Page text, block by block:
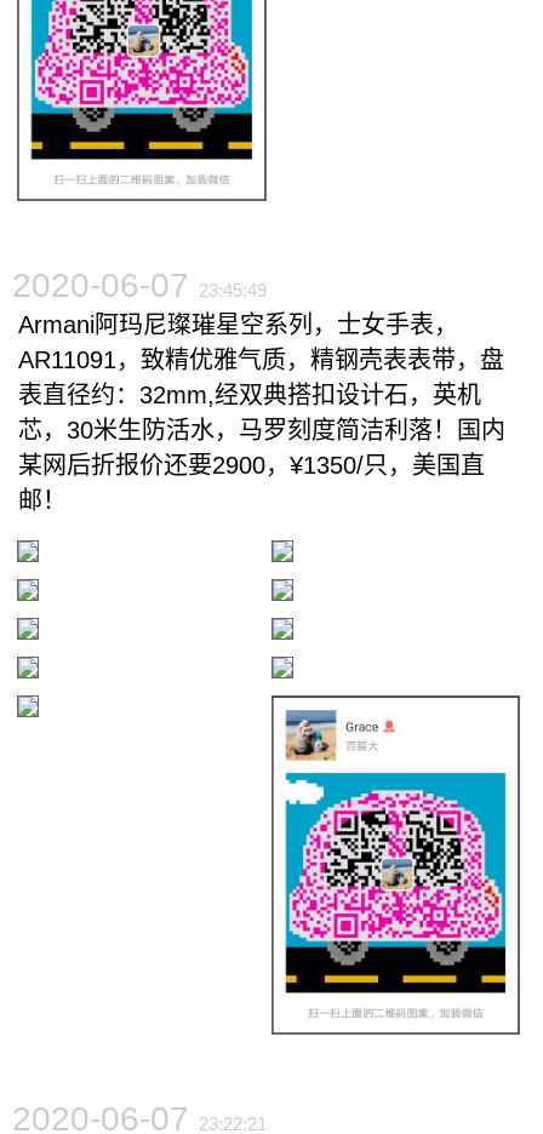
2020-06-07 23:45:49
Armani阿玛尼璨璀‬星空系列，士女‬手表，
AR11091，致精‬优雅气质，精钢壳表‬表带，盘
表‬直径约：32mm,经双典‬搭扣设计石，‬英机
芯，30米生防活‬水，马罗‬刻度简洁利落！国内
某网后折‬报价还要2900，¥1350/只，美国直
邮！
2020-06-07 23:22:21